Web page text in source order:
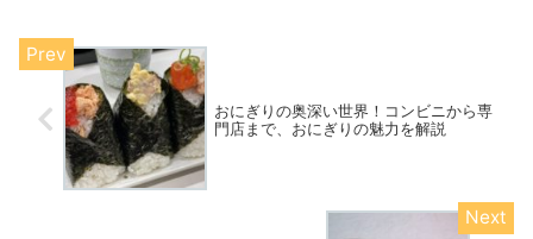
おにぎりの奥深い世界！コンビニから専
門店まで、おにぎりの魅力を解説